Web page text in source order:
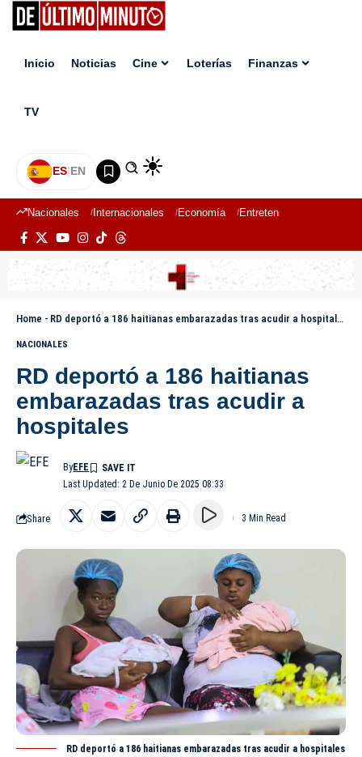
Inicio Noticias Cine Loterías Finanzas
TV
ES|EN
Nacionales Internacionales Economía Entretenimiento
Home - RD deportó a 186 haitianas embarazadas tras acudir a hospitales
NACIONALES
RD deportó a 186 haitianas
embarazadas tras acudir a
hospitales
Last Updated: 2 De Junio De 2025 08:33
ByEFE
Share 3 Min Read
RD deportó a 186 haitianas embarazadas tras acudir a hospitales